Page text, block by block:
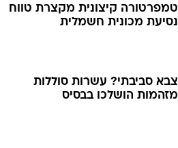
טמפרטורה קיצונית מקצרת טווח
נסיעת מכונית חשמלית
צבא סביבתי? עשרות סוללות
מזהמות הושלכו בבסיס